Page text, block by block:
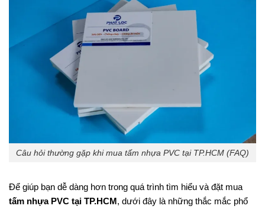
Câu hỏi thường gặp khi mua tấm nhựa PVC tại TP.HCM (FAQ)
Để giúp bạn dễ dàng hơn trong quá trình tìm hiểu và đặt mua
tấm nhựa PVC tại TP.HCM, dưới đây là những thắc mắc phổ